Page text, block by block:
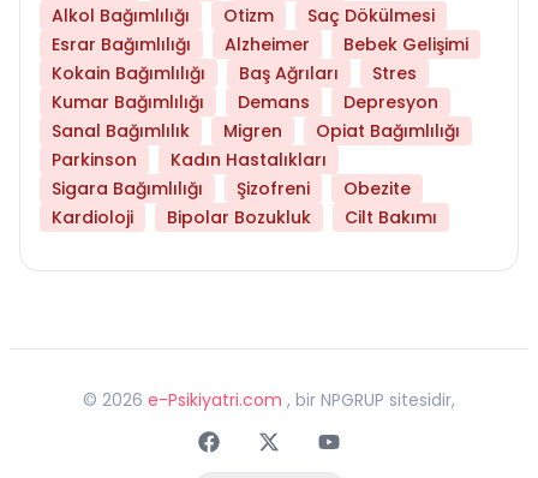
Alkol Bağımlılığı
Otizm
Saç Dökülmesi
Esrar Bağımlılığı
Alzheimer
Bebek Gelişimi
Kokain Bağımlılığı
Baş Ağrıları
Stres
Kumar Bağımlılığı
Demans
Depresyon
Sanal Bağımlılık
Migren
Opiat Bağımlılığı
Parkinson
Kadın Hastalıkları
Sigara Bağımlılığı
Şizofreni
Obezite
Kardioloji
Bipolar Bozukluk Cilt Bakımı
© 2026 e-Psikiyatri.com , bir NPGRUP sitesidir,
FaceebokTwitterYoutube